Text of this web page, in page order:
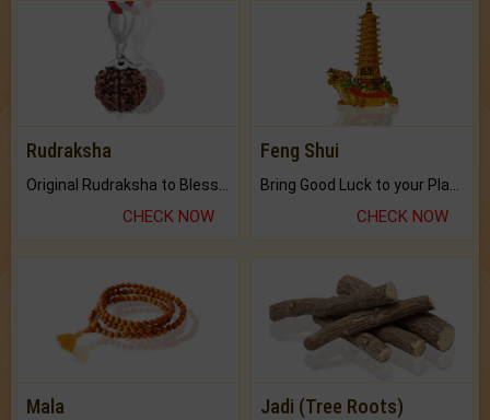
Rudraksha
CHECK NOW
Feng Shui
CHECK NOW
Mala Jadi (Tree Roots)